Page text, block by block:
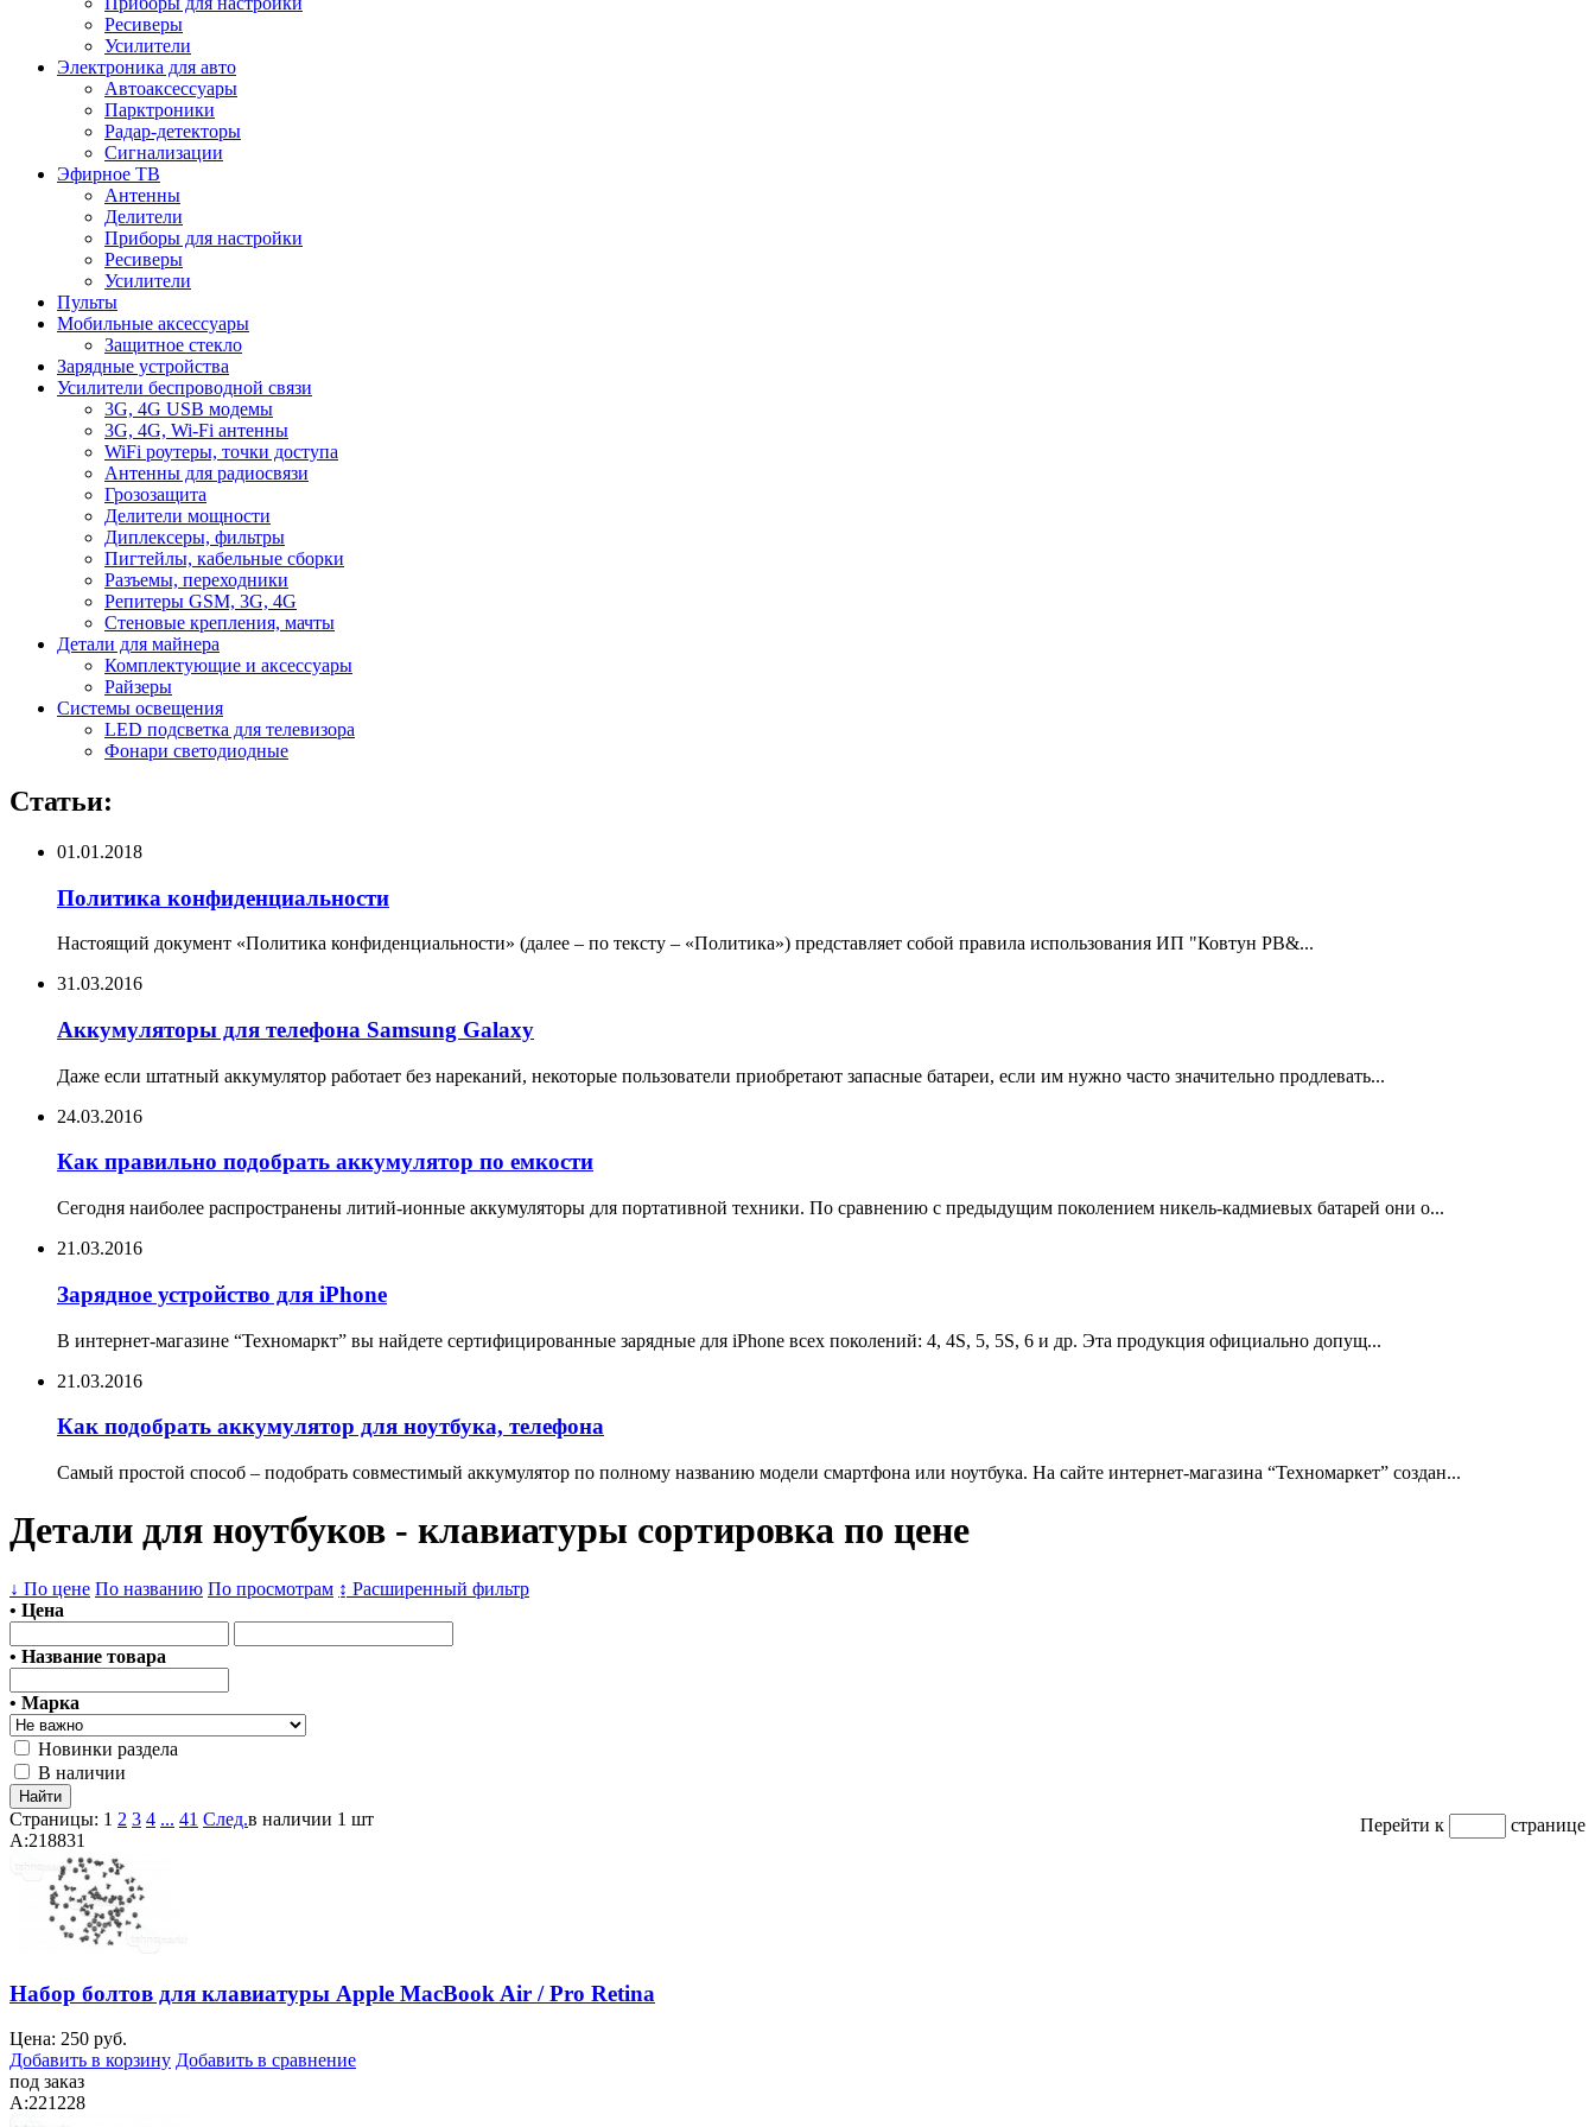
Ресиверы
Усилители
Электроника для авто
Автоаксессуары
Парктроники
Радар-детекторы
Сигнализации
Эфирное ТВ
Антенны
Делители
Приборы для настройки
Ресиверы
Усилители
Пульты
Мобильные аксессуары
Защитное стекло
Зарядные устройства
Усилители беспроводной связи
3G, 4G USB модемы
3G, 4G, Wi-Fi антенны
WiFi роутеры, точки доступа
Антенны для радиосвязи
Грозозащита
Делители мощности
Диплексеры, фильтры
Пигтейлы, кабельные сборки
Разъемы, переходники
Репитеры GSM, 3G, 4G
Стеновые крепления, мачты
Детали для майнера
Комплектующие и аксессуары
Райзеры
Системы освещения
LED подсветка для телевизора
Фонари светодиодные
Статьи:
01.01.2018
Политика конфиденциальности
Настоящий документ «Политика конфиденциальности» (далее – по тексту – «Политика») представляет собой правила использования ИП "Ковтун РВ&...
31.03.2016
Аккумуляторы для телефона Samsung Galaxy
Даже если штатный аккумулятор работает без нареканий, некоторые пользователи приобретают запасные батареи, если им нужно часто значительно продлевать...
24.03.2016
Как правильно подобрать аккумулятор по емкости
Сегодня наиболее распространены литий-ионные аккумуляторы для портативной техники. По сравнению с предыдущим поколением никель-кадмиевых батарей они о...
21.03.2016
Зарядное устройство для iPhone
В интернет-магазине “Техномаркт” вы найдете сертифицированные зарядные для iPhone всех поколений: 4, 4S, 5, 5S, 6 и др. Эта продукция официально допущ...
21.03.2016
Как подобрать аккумулятор для ноутбука, телефона
Самый простой способ – подобрать совместимый аккумулятор по полному названию модели смартфона или ноутбука. На сайте интернет-магазина “Техномаркет” создан...
Детали для ноутбуков - клавиатуры сортировка по цене
↓ По цене По названию По просмотрам ↨ Расширенный фильтр
• Цена
• Название товара
• Марка
Новинки раздела
В наличии
Страницы: 1 2 3 4 ... 41 След. Перейти к странице
в наличии 1 шт
A:218831
Набор болтов для клавиатуры Apple MacBook Air / Pro Retina
Цена: 250 руб.
Добавить в корзину Добавить в сравнение
под заказ
A:221228